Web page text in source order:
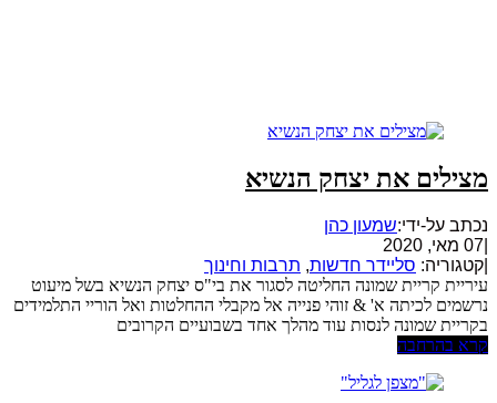
מצילים את יצחק הנשיא
נכתב על-ידי:שמעון כהן
07 מאי, 2020
קטגוריה: סליידר חדשות, תרבות וחינוך
עיריית קריית שמונה החליטה לסגור את בי"ס יצחק הנשיא בשל מיעוט
נרשמים לכיתה א' & זוהי פנייה אל מקבלי ההחלטות ואל הוריי התלמידים
בקריית שמונה לנסות עוד מהלך אחד בשבועיים הקרובים
קרא בהרחבה